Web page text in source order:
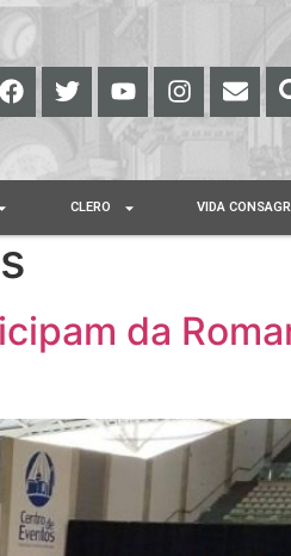
CLERO VIDA
da